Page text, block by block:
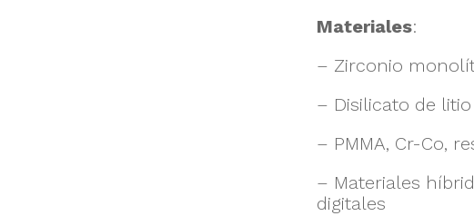
Materiales:
– Zirconio
– Disilicato de
– PMMA, Cr-Co,
– Materiales
digitales